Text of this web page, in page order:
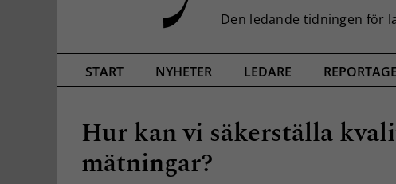
START NYHETER LEDARE REPORTAGE
Hur kan vi säkerställa
mätningar?